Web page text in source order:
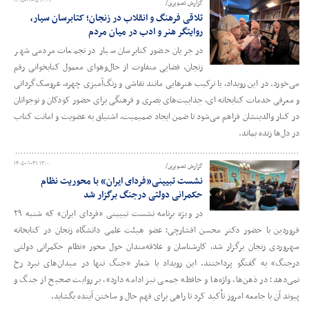
گزارش تصویری/
تلاقی فرهنگ و انقلاب در زنجان؛ کتابرسان سیار،
روایتگر هنر و ادب در میان مردم
در جریان حضور کتابرسان سیار در تجمعات مردمی شهر
زنجان، فضایی متفاوت از حال‌وهوای معمول کتابخوانی رقم
می‌خورد. در این رویداد، با ترکیب هنرهایی مانند نقاشی و رنگ‌آمیزی چهره، عروسک‌گردانی
و معرفی خدمات کتابخانه ای، جذابیت‌های بصری و فرهنگی برای حضور کودکان و نوجوانان
در کنار والدینشان فراهم می‌شود تا ضمن ایجاد صمیمیت، اشتیاق به عضویت و امانت کتاب
در دل‌ها زنده بماند.
۱۴۰۵-۰۱-۳۱ ۱۲:۰۰ گزارش تصویری/
نشست تبیینی«فردای ایران» با محوریت نظام
حکمرانی دولتی درجنگ برگزار شد
در ویژه برنامه نشست تبیینی «فردای ایران» که شنبه ۲۹
فروردین با حضور دکتر محسن افشارچی؛ عضو هیئت علمی دانشگاه زنجان در کتابخانه
سهروردی زنجان برگزار شد، کارشناسان و علاقه‌مندان حول محور «نظام حکمرانی دولتی
درجنگ» به گفتگو پرداختند. این رویداد با شعار «جنگ تنها در میدان‌های نبرد رخ
نمی‌دهد؛ در ذهن‌ها، واژه‌ها و حافظه جمعی نیز ادامه دارد»، بر روایت صحیح از جنگ و
پیوند آن با جامعه امروز تأکید کرد تا راهی برای فهم حال و ساختن آینده بگشاید.